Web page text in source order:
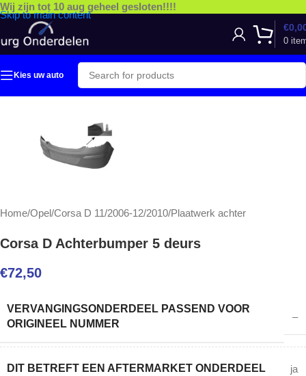
Skip to main content
Wij zijn tot 10 aug geheel gesloten!!!!
0
€
Kies uw auto
Home/Opel/Corsa D 11/2006-12/2010/Plaatwerk achter
Corsa D Achterbumper 5 deurs
€72,50
VERVANGINGSONDERDEEL PASSEND VOOR
ORIGINEEL NUMMER
–
DIT BETREFT EEN AFTERMARKET ONDERDEEL ja